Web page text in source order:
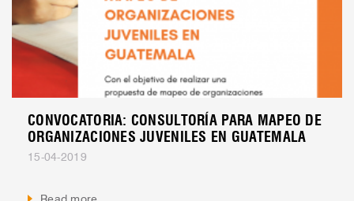
CONVOCATORIA: CONSULTORÍA PARA MAPEO DE
ORGANIZACIONES JUVENILES EN GUATEMALA
15-04-2019
Read more